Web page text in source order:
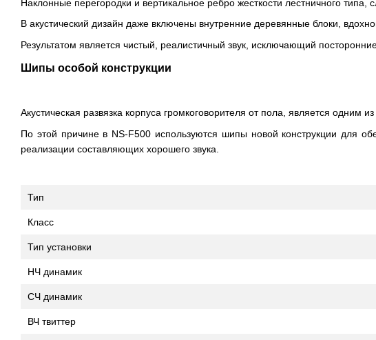
Наклонные перегородки и вертикальное ребро жесткости лестничного
В акустический дизайн даже включены внутренние деревянные блоки,
Результатом является чистый, реалистичный звук, исключающий
Шипы особой конструкции
Акустическая развязка корпуса громкоговорителя от пола, является одним
По этой причине в NS-F500 используются шипы новой конструкции для
реализации составляющих хорошего звука.
Тип
Класс
Тип установки
НЧ динамик
СЧ динамик
ВЧ твиттер